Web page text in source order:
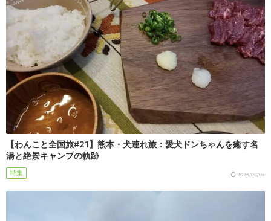
【わんこと全国旅#21】熊本・犬連れ旅：愛犬ドンちゃんを癒す名
湯と絶景キャンプの軌跡
特集 2026/08/08